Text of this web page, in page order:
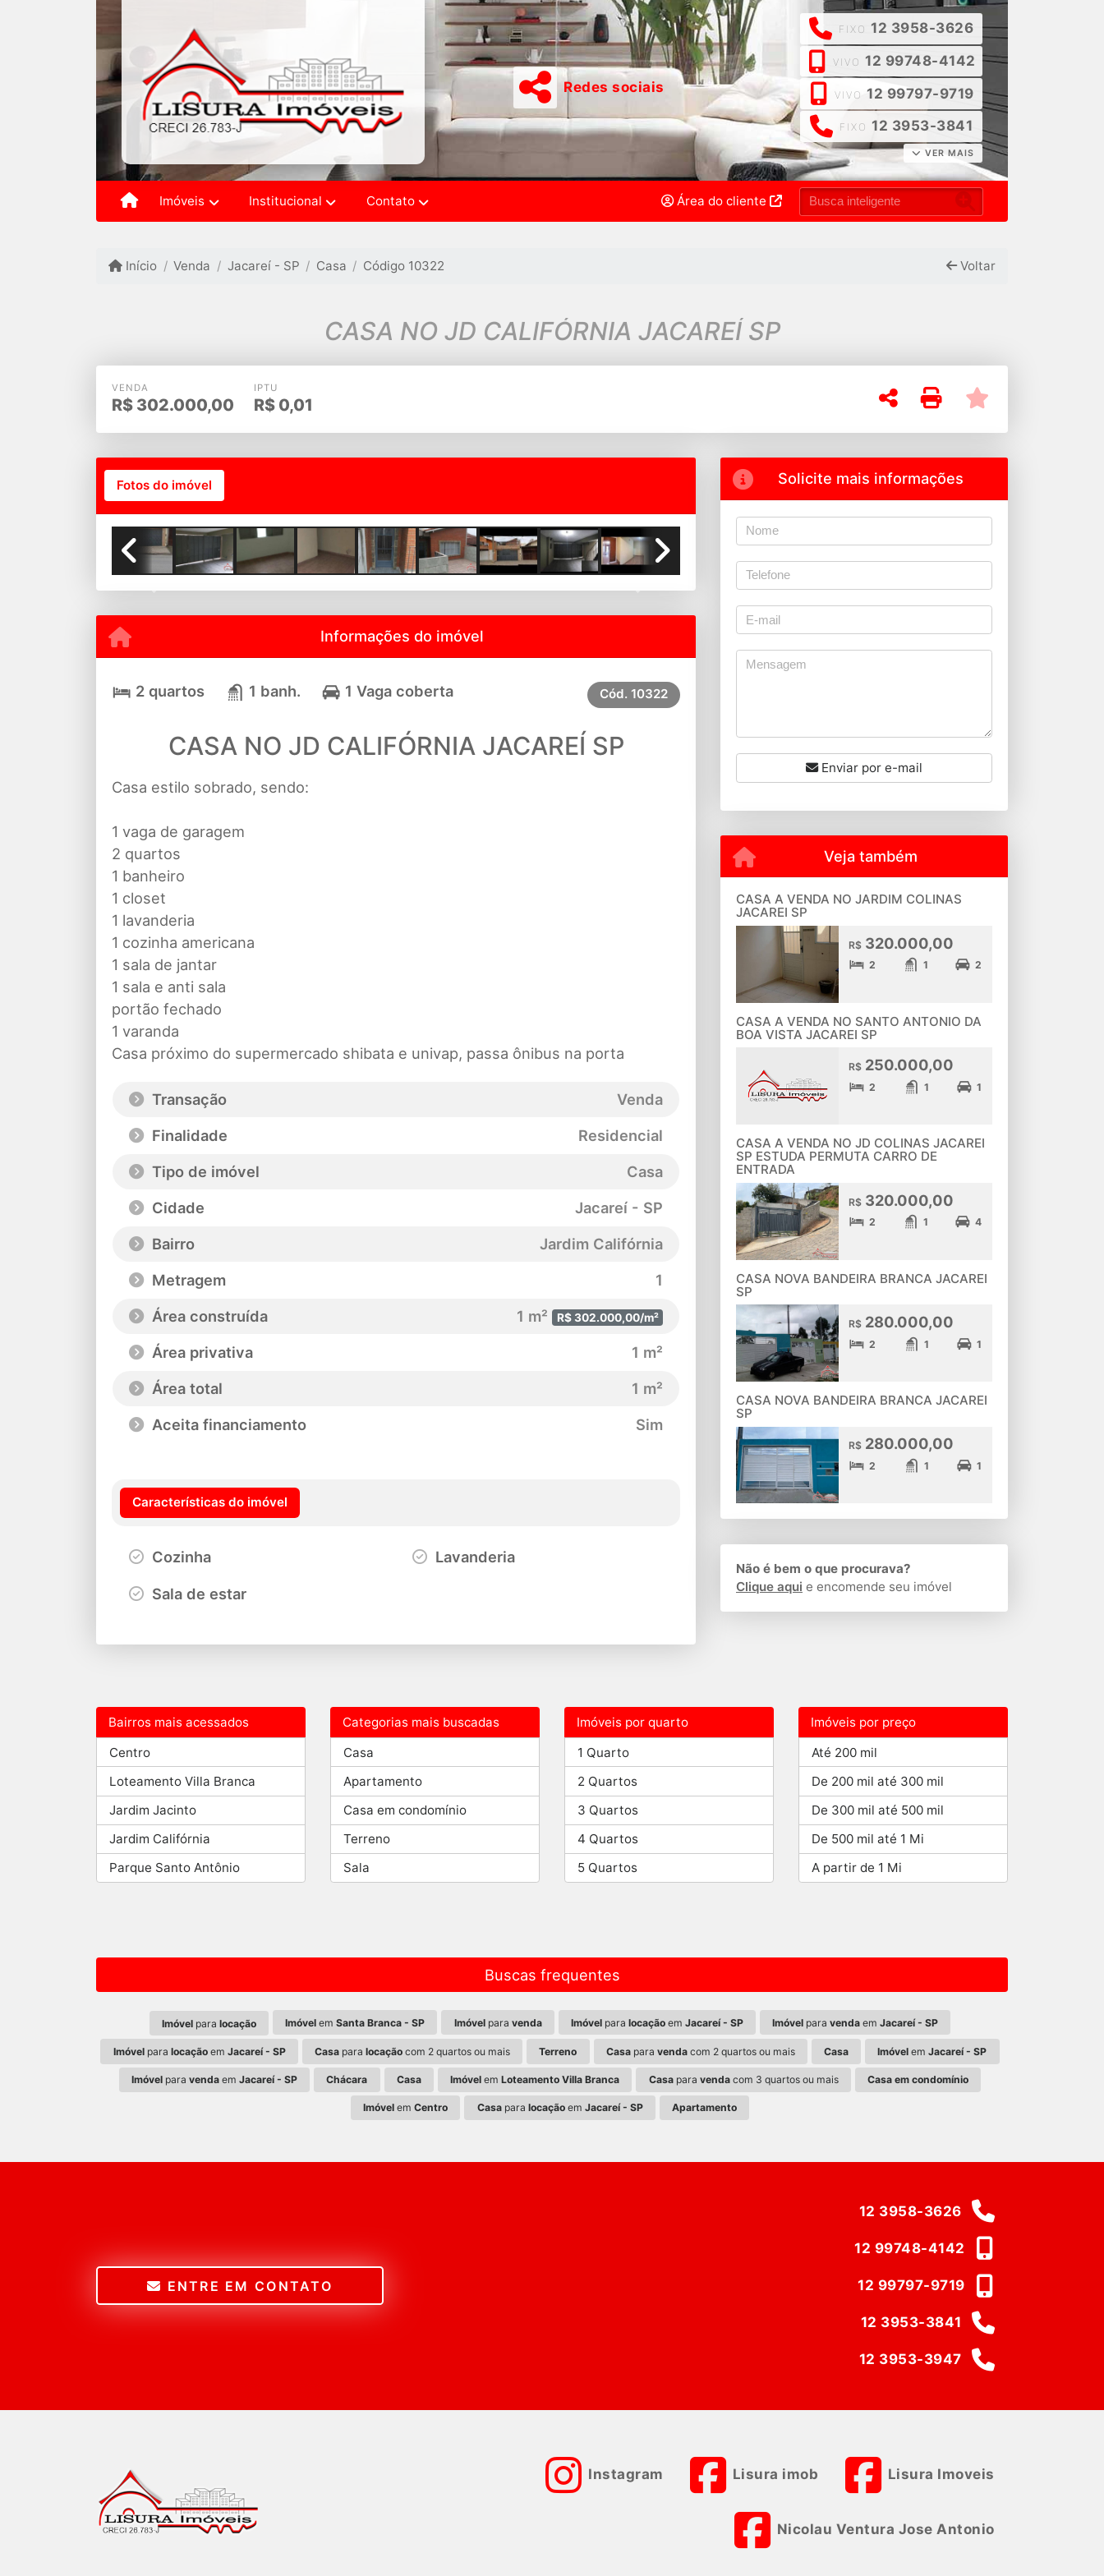
Imóveis Institucional Contato Área do cliente
Redes sociais
FIXO 12 3958-3626
VIVO 12 99748-4142
VIVO 12 99797-9719
FIXO 12 3953-3841
VER MAIS
Início Venda Jacareí - SP Casa Código 10322 Voltar
CASA NO JD CALIFÓRNIA JACAREÍ SP
VENDA
R$ 302.000,00
IPTU
R$ 0,01
Fotos do imóvel
Informações do imóvel
2 quartos 1 banh. 1 Vaga coberta Cód. 10322
CASA NO JD CALIFÓRNIA JACAREÍ SP
Casa estilo sobrado, sendo:
1 vaga de garagem
2 quartos
1 banheiro
1 closet
1 lavanderia
1 cozinha americana
1 sala de jantar
1 sala e anti sala
portão fechado
1 varanda
Casa próximo do supermercado shibata e univap, passa ônibus na porta
Transação
Venda
Finalidade
Residencial
Tipo de imóvel
Casa
Cidade
Jacareí - SP
Bairro
Jardim Califórnia
Metragem
1
Área construída
1 m² R$ 302.000,00/m²
Área privativa
1 m²
Área total
1 m²
Aceita financiamento
Sim
Características do imóvel
Cozinha Lavanderia
Sala de estar
Solicite mais informações
Enviar por e-mail
Veja também
CASA A VENDA NO JARDIM COLINAS
JACAREI SP
R$320.000,00
2 1 2
CASA A VENDA NO SANTO ANTONIO DA
BOA VISTA JACAREI SP
R$250.000,00
2 1 1
CASA A VENDA NO JD COLINAS JACAREI
SP ESTUDA PERMUTA CARRO DE
ENTRADA
R$320.000,00
2 1 4
CASA NOVA BANDEIRA BRANCA JACAREI
SP
R$280.000,00
2 1 1
CASA NOVA BANDEIRA BRANCA JACAREI
SP
R$280.000,00
2 1 1
Não é bem o que procurava?
Clique aqui e encomende seu imóvel
Bairros mais acessados
Centro
Loteamento Villa Branca
Jardim Jacinto
Jardim Califórnia
Parque Santo Antônio
Categorias mais buscadas
Casa
Apartamento
Casa em condomínio
Terreno
Sala
Imóveis por quarto
1 Quarto
2 Quartos
3 Quartos
4 Quartos
5 Quartos
Imóveis por preço
Até 200 mil
De 200 mil até 300 mil
De 300 mil até 500 mil
De 500 mil até 1 Mi
A partir de 1 Mi
Buscas frequentes
Imóvelpara locação Imóvel emSanta Branca - SP Imóvelpara venda Imóvelpara locaçãoem Jacareí - SP Imóvel paravenda emJacareí - SP
Imóvelpara locaçãoem Jacareí - SP Casapara locaçãocom 2 quartos ou mais Terreno Casapara vendacom 2 quartos ou mais Casa Imóvel emJacareí - SP
Imóvel paravenda emJacareí - SP Chácara Casa Imóvel emLoteamento Villa Branca Casapara vendacom 3 quartos ou mais Casa em condomínio
Imóvel emCentro Casapara locaçãoem Jacareí - SP Apartamento
ENTRE EM CONTATO
12 3958-3626
12 99748-4142
12 99797-9719
12 3953-3841
12 3953-3947
Instagram Lisura imob Lisura Imoveis
Nicolau Ventura Jose Antonio